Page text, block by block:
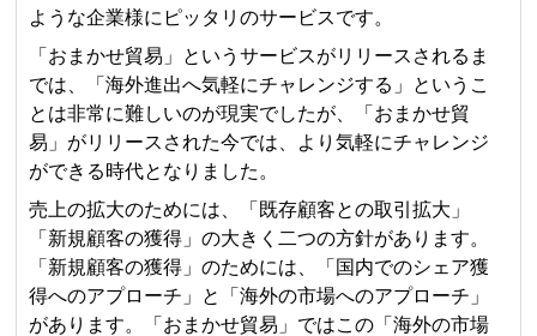
ような企業様にピッタリのサービスです。
「おまかせ貿易」というサービスがリリースされるま
では、「海外進出へ気軽にチャレンジする」というこ
とは非常に難しいのが現実でしたが、「おまかせ貿
易」がリリースされた今では、より気軽にチャレンジ
ができる時代となりました。
売上の拡大のためには、「既存顧客との取引拡大」
「新規顧客の獲得」の大きく二つの方針があります。
「新規顧客の獲得」のためには、「国内でのシェア獲
得へのアプローチ」と「海外の市場へのアプローチ」
があります。「おまかせ貿易」ではこの「海外の市場